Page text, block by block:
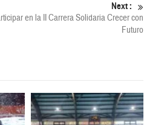
Next :
en la II Carrera Solidaria Crecer con
Futuro